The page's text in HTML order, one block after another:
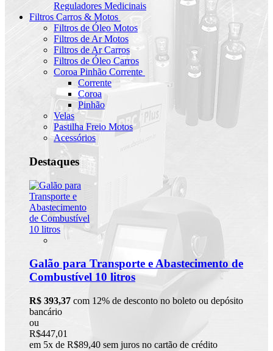
Reguladores Medicinais
Filtros Carros & Motos
Filtros de Óleo Motos
Filtros de Ar Motos
Filtros de Ar Carros
Filtros de Óleo Carros
Coroa Pinhão Corrente
Corrente
Coroa
Pinhão
Velas
Pastilha Freio Motos
Acessórios
Destaques
Galão para Transporte e Abastecimento de
Combustível 10 litros
R$ 393,37 com 12% de desconto no boleto ou depósito
bancário
ou
R$447,01
em 5x de R$89,40 sem juros no cartão de crédito